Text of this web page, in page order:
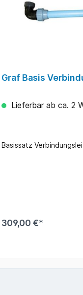
Graf Basis
Lieferbar ab ca. 2
Basissatz
309,00 €*